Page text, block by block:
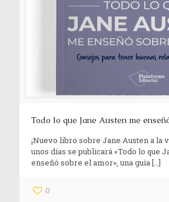
Todo lo que Jane Austen me
¡Nuevo libro sobre Jane Austen a la
unos días se publicará «Todo lo que
enseñó sobre el amor», una guía[…]
0